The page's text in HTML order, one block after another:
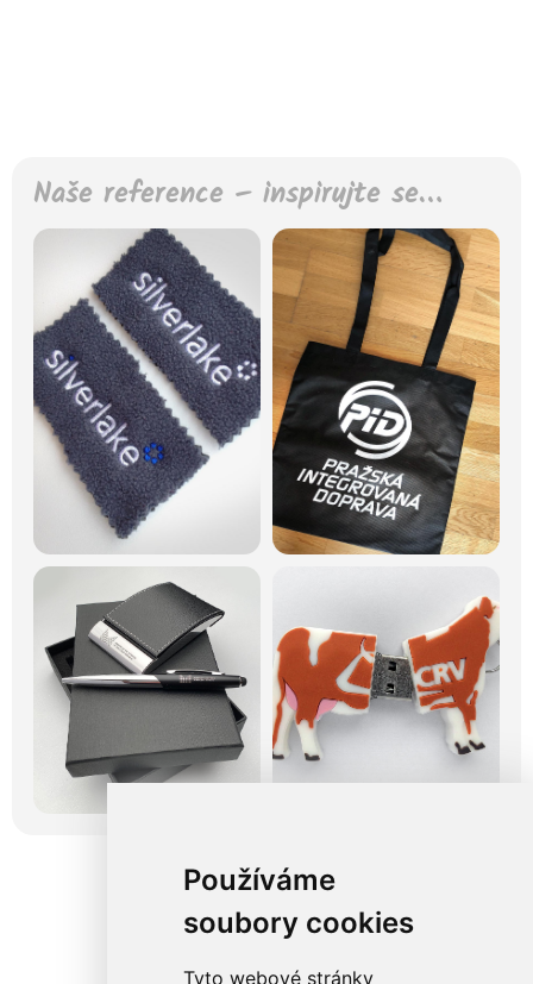
Používáme
soubory cookies
Tyto webové stránky
Naše reference – inspirujte se…